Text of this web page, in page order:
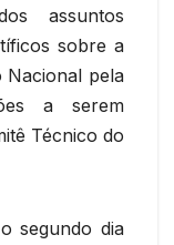
assuntos
sobre a
Nacional pela
a serem
Técnico do
segundo dia